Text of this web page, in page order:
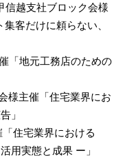
越支社ブロック会様
客だけに頼らない、
「地元工務店のための
様主催「住宅業界にお
」
住宅業界における
用実態と成果 ー」